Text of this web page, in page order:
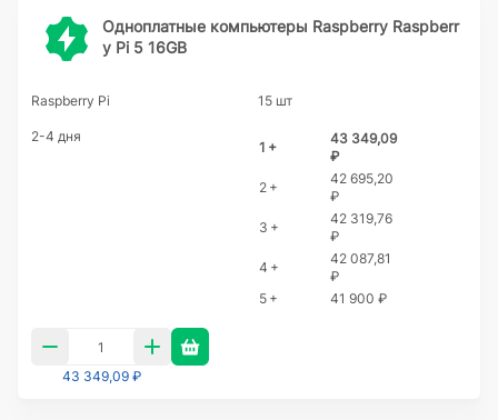
Одноплатные компьютеры Raspberry Raspberr
y Pi 5 16GB
Raspberry Pi 15 шт
2-4 дня
1 +
43 349,09
₽
2 +
42 695,20
₽
3 +
42 319,76
₽
4 +
42 087,81
₽
5 +
41 900 ₽
43 349,09 ₽